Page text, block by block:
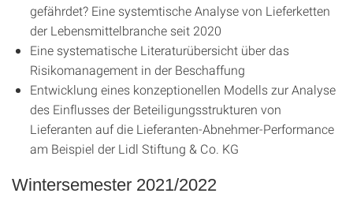
gefährdet? Eine systemtische Analyse von Lieferketten
der Lebensmittelbranche seit 2020
Eine systematische Literaturübersicht über das
Risikomanagement in der Beschaffung
Entwicklung eines konzeptionellen Modells zur Analyse
des Einflusses der Beteiligungsstrukturen von
Lieferanten auf die Lieferanten-Abnehmer-Performance
am Beispiel der Lidl Stiftung & Co. KG
Wintersemester 2021/2022